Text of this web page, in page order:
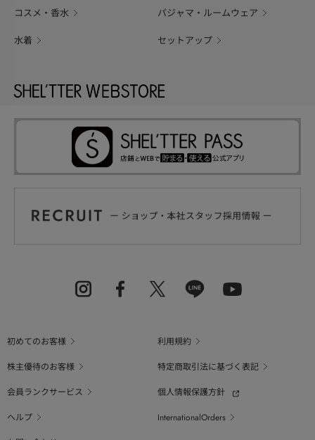
コスメ・香水 パジャマ・ルームウェア
水着 セットアップ
初めてのお客様
利用規約
株主優待のお客様
特定商取引法に基づく表記
会員ランクサービス
個人情報保護方針
ヘルプ
InternationalOrders